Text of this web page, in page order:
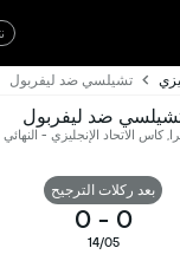
تشيلسي ضد ليفربول
ضد ليفربول
كاس الاتحاد الإنجليزي - النهائي
بعد ركلات الترجيح
0
-
0
14/05